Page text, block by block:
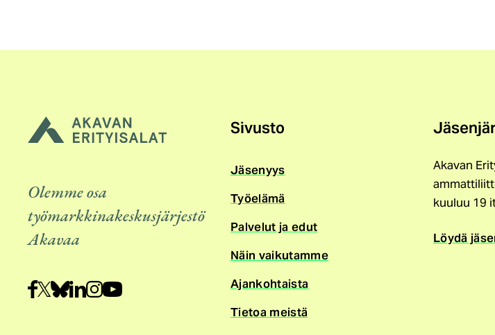
Olemme osa
työmarkkinakeskusjärjestö
Akavaa
Sivusto
Jäsenyys
Työelämä
Palvelut ja edut
Näin vaikutamme
Ajankohtaista
Tietoa meistä
Akavan
kuuluu 19
Löydä